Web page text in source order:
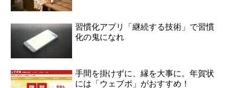
習慣化アプリ「継続する技術」で習慣
化の鬼になれ
手間を掛けずに、縁を大事に。年賀状
には「ウェブポ」がおすすめ！